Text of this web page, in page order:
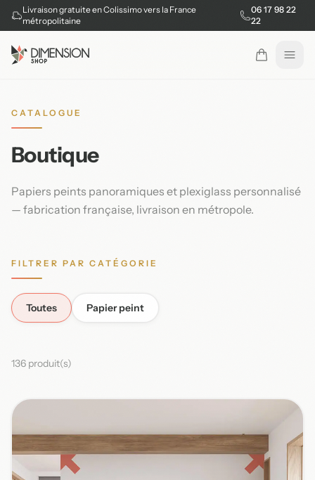
Livraison gratuite en Colissimo vers la France
métropolitaine
06 17 98 22
22
CATALOGUE
Boutique
Papiers peints panoramiques et plexiglass personnalisé
— fabrication française, livraison en métropole.
FILTRER PAR CATÉGORIE
Toutes Papier peint
136 produit(s)